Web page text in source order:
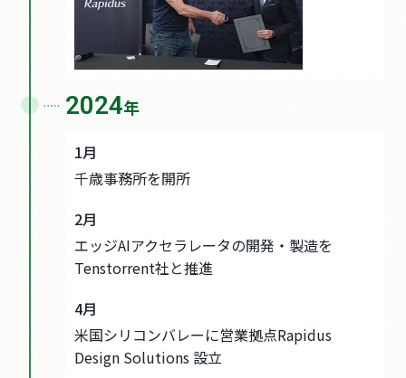
2024年
1月
千歳事務所を開所
2月
エッジAIアクセラレータの開発・製造を
Tenstorrent社と推進
4月
米国シリコンバレーに営業拠点Rapidus
Design Solutions 設立